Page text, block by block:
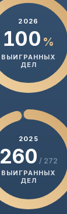
2026
100 %
ВЫИГРАННЫХ
ДЕЛ
2025
260 / 272
ВЫИГРАННЫХ
ДЕЛ